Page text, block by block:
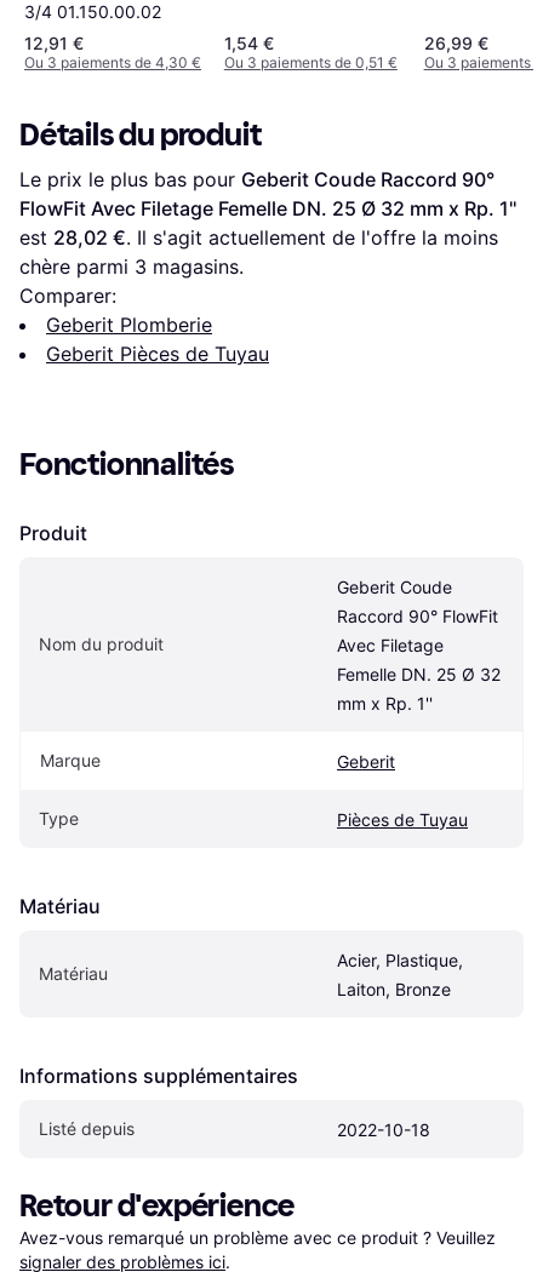
3/4 01.150.00.02
12,91 €
Ou 3 paiements de 4,30 €
1,54 €
Ou 3 paiements de 0,51 €
26,99 €
Ou 3 paiements
Détails du produit
Le prix le plus bas pour Geberit Coude Raccord 90°
FlowFit Avec Filetage Femelle DN. 25 Ø 32 mm x Rp. 1''
est 28,02 €. Il s'agit actuellement de l'offre la moins
chère parmi 3 magasins.
Comparer:
Geberit Plomberie
Geberit Pièces de Tuyau
Fonctionnalités
Produit
Nom du produit
Geberit Coude
Raccord 90° FlowFit
Avec Filetage
Femelle DN. 25 Ø 32
mm x Rp. 1''
Marque Geberit
Type Pièces de Tuyau
Matériau
Matériau
Acier, Plastique,
Laiton, Bronze
Informations supplémentaires
Listé depuis 2022-10-18
Retour d'expérience
Avez-vous remarqué un problème avec ce produit ? Veuillez
signaler des problèmes ici.